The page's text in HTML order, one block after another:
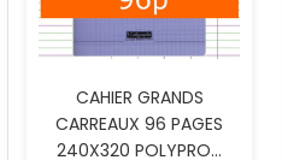
CAHIER GRANDS
CARREAUX 96 PAGES
240X320 POLYPRO...